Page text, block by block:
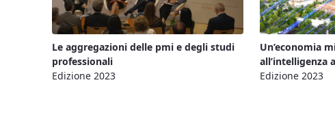
Le aggregazioni delle pmi e degli studi
professionali
Edizione 2023
Un’economia
all’intelligenza
Edizione 2023